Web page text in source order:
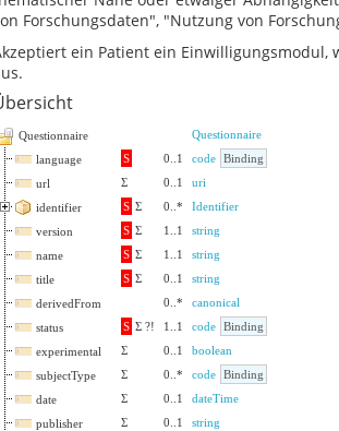
Forschungsdaten", "Nutzung von
ein Patient ein
Questionnaire
Questionnaire
language
S 0..1 code Binding
url
Σ 0..1
uri
identifier
S Σ 0..*
Identifier
version
S Σ 1..1
string
name
S Σ 1..1
string
title
S Σ 0..1
string
derivedFrom
0..*
canonical
status
S Σ ?! 1..1 code Binding
experimental
Σ 0..1
boolean
subjectType
Σ 0..* code Binding
date
Σ 0..1
dateTime
publisher
Σ 0..1
string